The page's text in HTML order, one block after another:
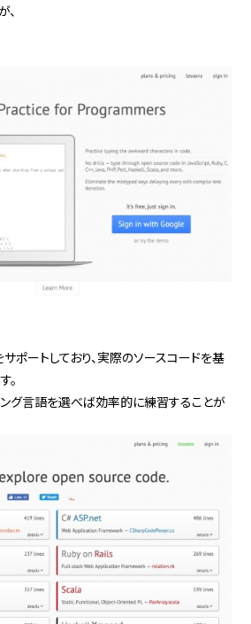
ポートしており、実際のソースコードを基
。
グ言語を選べば効率的に練習することが